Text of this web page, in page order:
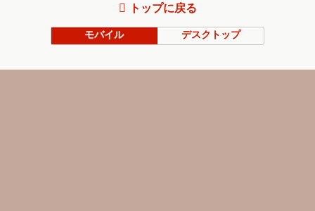
トップに戻る
モバイル デスクトップ